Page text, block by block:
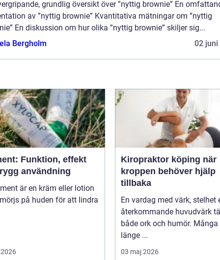
grundlig översikt över ”nyttig brownie” En
av ”nyttig brownie” Kvantitativa mätningar om ”nyttig
En diskussion om hur olika ”nyttig brownie” skiljer sig...
Bergholm
02 juni
Funktion, effekt
användning
är en kräm eller lotion
på huden för att lindra
Kiropraktor köping när
kroppen behöver hjälp
tillbaka
En vardag med värk, stelhet
återkommande huvudvärk
både ork och humör. Många
länge ...
03 maj 2026